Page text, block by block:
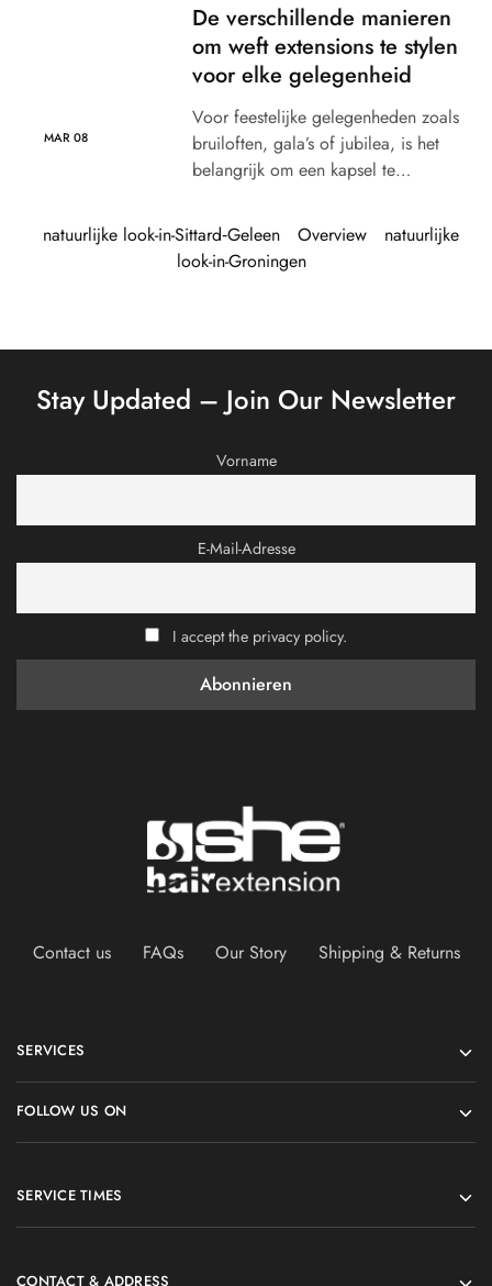
MAR08
De verschillende manieren
om weft extensions te stylen
voor elke gelegenheid
Voor feestelijke gelegenheden zoals
bruiloften, gala’s of jubilea, is het
belangrijk om een ​​kapsel te…
natuurlijke look-in-Sittard‑Geleen Overview
natuurlijke
look-in-Groningen
Stay Updated – Join Our Newsletter
Vorname
E-Mail-Adresse
I accept the privacy policy.
Contact us FAQs Our Story Shipping & Returns
SERVICES
FOLLOW US ON
SERVICE TIMES
CONTACT & ADDRESS